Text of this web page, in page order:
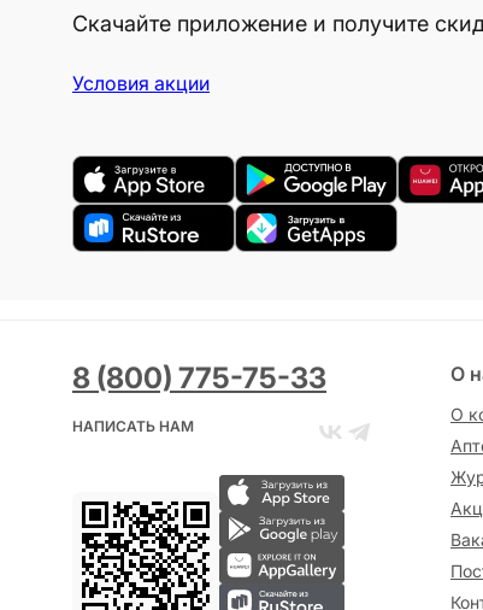
Скачайте приложение и получите
Условия акции
8 (800) 775-75-33
НАПИСАТЬ НАМ
О
О